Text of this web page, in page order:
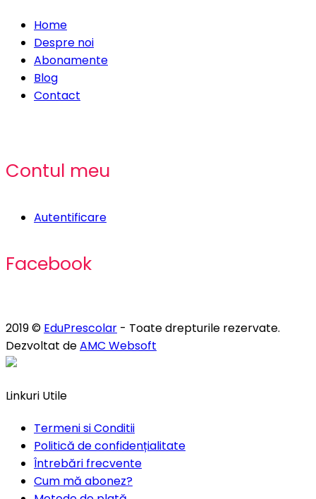
Home
Despre noi
Abonamente
Blog
Contact
Contul meu
Autentificare
Facebook
2019 © EduPrescolar - Toate drepturile rezervate.
Dezvoltat deAMC Websoft
Linkuri Utile
Termeni si Conditii
Politică de confidențialitate
Întrebări frecvente
Cum mă abonez?